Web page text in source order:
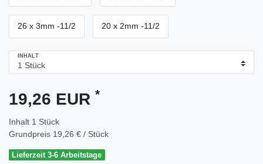
26 x 3mm -11/2 20 x 2mm -11/2
INHALT
19,26 EUR *
Inhalt 1 Stück
Grundpreis 19,26 € / Stück
Lieferzeit 3-6 Arbeitstage